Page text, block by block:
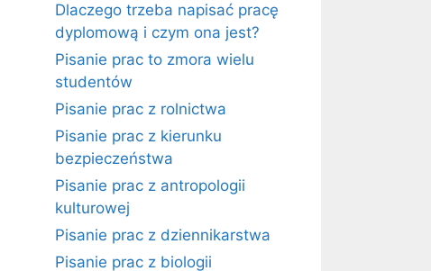
Dlaczego trzeba napisać pracę
dyplomową i czym ona jest?
Pisanie prac to zmora wielu
studentów
Pisanie prac z rolnictwa
Pisanie prac z kierunku
bezpieczeństwa
Pisanie prac z antropologii
kulturowej
Pisanie prac z dziennikarstwa
Pisanie prac z biologii